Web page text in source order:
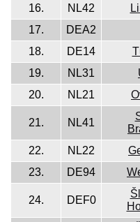
16.
NL42
17.
DEA2
18.
DE14
19.
NL31
20.
NL21
21. NL41
22. NL22
23.
DE94
24. DEF0